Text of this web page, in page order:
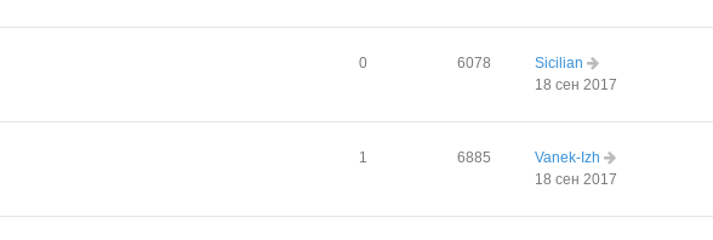
0 6078
Sicilian
18 сен 2017
1 6885
Vanek-Izh
18 сен 2017